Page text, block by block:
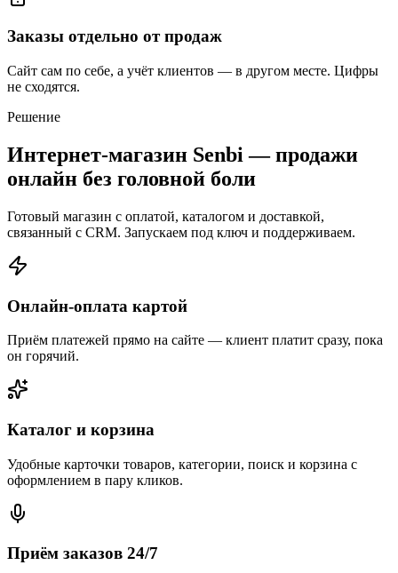
Заказы отдельно от продаж
Сайт сам по себе, а учёт клиентов — в другом месте. Цифры
не сходятся.
Решение
Интернет-магазин Senbi — продажи
онлайн без головной боли
Готовый магазин с оплатой, каталогом и доставкой,
связанный с CRM. Запускаем под ключ и поддерживаем.
Онлайн-оплата картой
Приём платежей прямо на сайте — клиент платит сразу, пока
он горячий.
Каталог и корзина
Удобные карточки товаров, категории, поиск и корзина с
оформлением в пару кликов.
Приём заказов 24/7